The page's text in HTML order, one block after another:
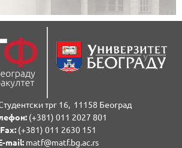
трг 16, 11158 Београд
(+381) 011 2027 801
Fаx:(+381) 011 2630 151
mail:matf@matf.bg.ac.rs